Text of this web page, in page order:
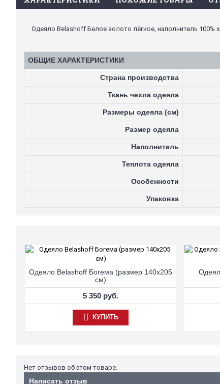
Одеяло Belashoff Белое золото лёгкое, наполнитель 100%
ОБЩИЕ ХАРАКТЕРИСТИКИ
Страна производства
Ткань чехла одеяла
Размеры одеяла (см)
Размер одеяла
Наполнитель
Теплота одеяла
Особенности
Упаковка
Одеяло Belashoff Богема (размер 140х205
см)
5 350 руб.
КУПИТЬ
Нет отзывов об этом товаре.
Написать отзыв